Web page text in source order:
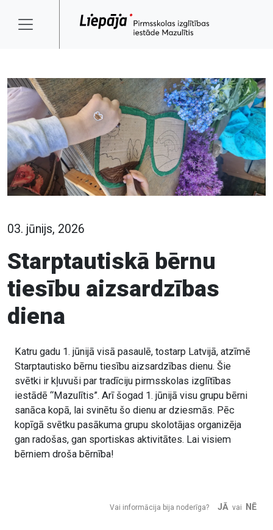
03. jūnijs, 2026
Starptautiskā bērnu
tiesību aizsardzības
diena
Katru gadu 1. jūnijā visā pasaulē, tostarp Latvijā, atzīmē
Starptautisko bērnu tiesību aizsardzības dienu. Šie
svētki ir kļuvuši par tradīciju pirmsskolas izglītības
iestādē “Mazulītis”. Arī šogad 1. jūnijā visu grupu bērni
sanāca kopā, lai svinētu šo dienu ar dziesmās. Pēc
kopīgā svētku pasākuma grupu skolotājas organizēja
gan radošas, gan sportiskas aktivitātes. Lai visiem
bērniem droša bērnība!
Vai informācija bija noderīga? JĀ vai NĒ